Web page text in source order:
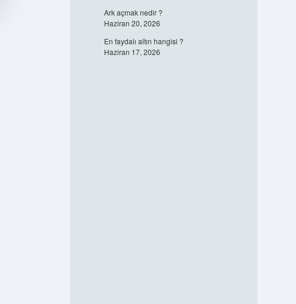
Ark açmak nedir ?
Haziran 20, 2026
En faydalı altın hangisi ?
Haziran 17, 2026